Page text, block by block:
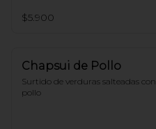
$5.900
Chapsui de Pollo
Surtido de verduras salteadas con
pollo